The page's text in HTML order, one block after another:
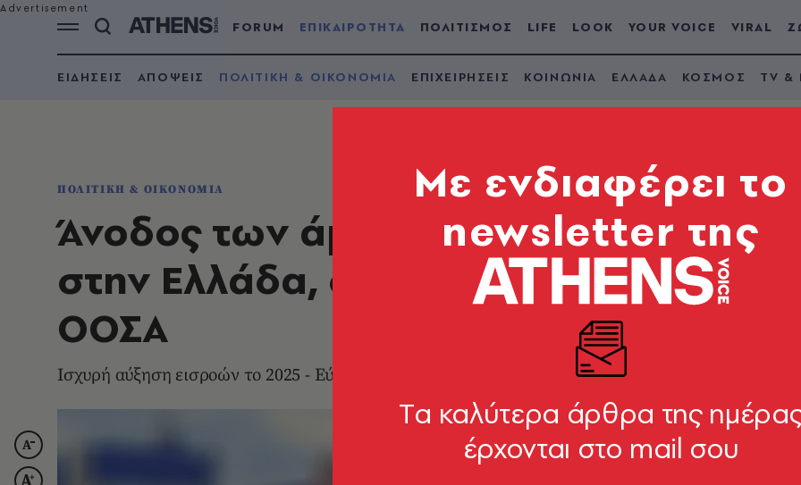
FORUM ΕΠΙΚΑΙΡΟΤΗΤΑ ΠΟΛΙΤΙΣΜΟΣ LIFE LOOK YOUR VOICE VIRAL
ΕΙΔΗΣΕΙΣ ΑΠΟΨΕΙΣ ΠΟΛΙΤΙΚΗ & ΟΙΚΟΝΟΜΙΑ ΕΠΙΧΕΙΡΗΣΕΙΣ ΚΟΙΝΩΝΙΑ ΕΛΛΑΔΑ ΚΟΣΜΟΣ TV &
ΠΟΛΙΤΙΚΗ & ΟΙΚΟΝΟΜΙΑ
Άνοδος των άμεσων ξένων
στην Ελλάδα, στην τελευταία έκθεση
ΟΟΣΑ
Ισχυρή αύξηση εισροών το 2025 - Εύθραυστη διεθνής εικόνα και ανησυχία για ποιότητα
Mε ενδιαφέρει το
newsletter της
Tα καλύτερα άρθρα της
έρχονται στο mail σου